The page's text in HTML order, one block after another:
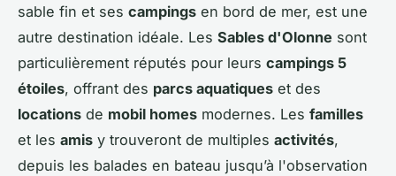
sable fin et ses campings en bord de mer, est une
autre destination idéale. Les Sables d'Olonne sont
particulièrement réputés pour leurs campings 5
étoiles, offrant des parcs aquatiques et des
locations de mobil homes modernes. Les familles
et les amis y trouveront de multiples activités,
depuis les balades en bateau jusqu’à l'observation